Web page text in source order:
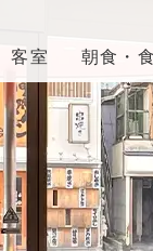
客室
朝食・